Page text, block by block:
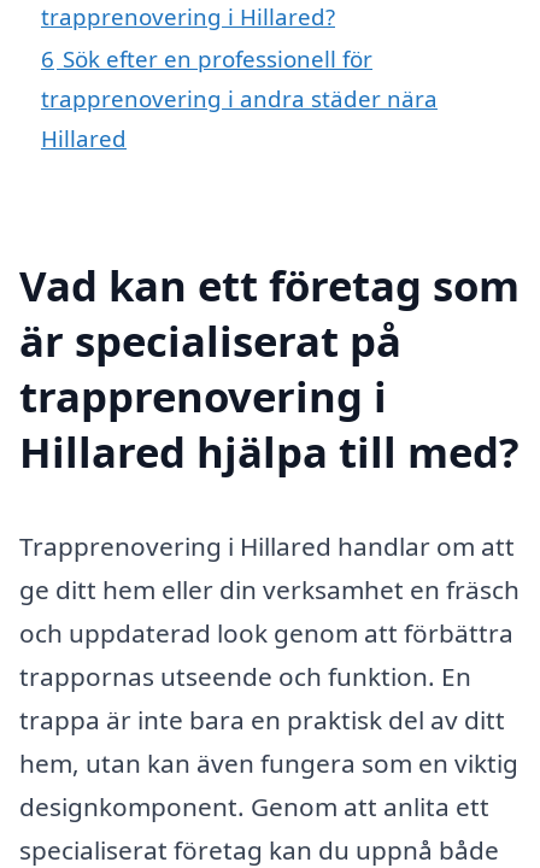
trapprenovering i Hillared?
6 Sök efter en professionell för
trapprenovering i andra städer nära
Hillared
Vad kan ett företag som
är specialiserat på
trapprenovering i
Hillared hjälpa till med?
Trapprenovering i Hillared handlar om att
ge ditt hem eller din verksamhet en fräsch
och uppdaterad look genom att förbättra
trappornas utseende och funktion. En
trappa är inte bara en praktisk del av ditt
hem, utan kan även fungera som en viktig
designkomponent. Genom att anlita ett
specialiserat företag kan du uppnå både